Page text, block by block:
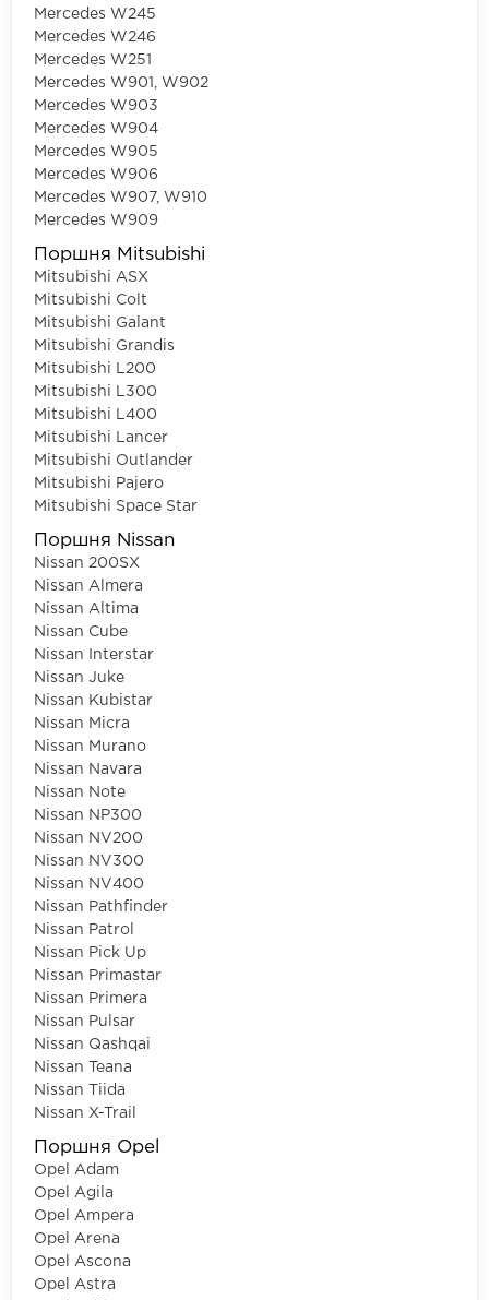
Mercedes W245
Mercedes W246
Mercedes W251
Mercedes W901, W902
Mercedes W903
Mercedes W904
Mercedes W905
Mercedes W906
Mercedes W907, W910
Mercedes W909
Поршня Mitsubishi
Mitsubishi ASX
Mitsubishi Colt
Mitsubishi Galant
Mitsubishi Grandis
Mitsubishi L200
Mitsubishi L300
Mitsubishi L400
Mitsubishi Lancer
Mitsubishi Outlander
Mitsubishi Pajero
Mitsubishi Space Star
Поршня Nissan
Nissan 200SX
Nissan Almera
Nissan Altima
Nissan Cube
Nissan Interstar
Nissan Juke
Nissan Kubistar
Nissan Micra
Nissan Murano
Nissan Navara
Nissan Note
Nissan NP300
Nissan NV200
Nissan NV300
Nissan NV400
Nissan Pathfinder
Nissan Patrol
Nissan Pick Up
Nissan Primastar
Nissan Primera
Nissan Pulsar
Nissan Qashqai
Nissan Teana
Nissan Tiida
Nissan X-Trail
Поршня Opel
Opel Adam
Opel Agila
Opel Ampera
Opel Arena
Opel Ascona
Opel Astra